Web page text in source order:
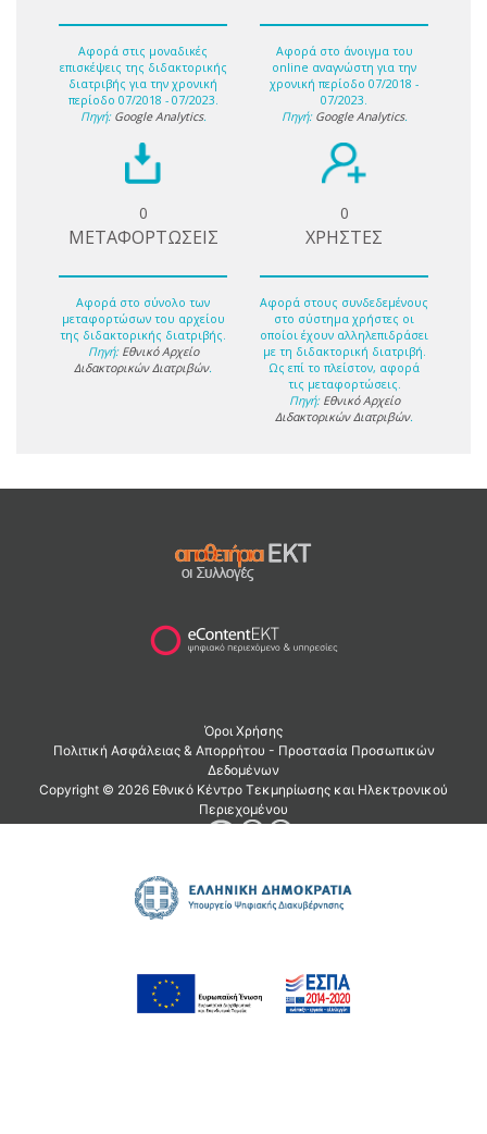
Αφορά στις μοναδικές
επισκέψεις της διδακτορικής
διατριβής για την χρονική
περίοδο 07/2018 - 07/2023.
Πηγή: Google Analytics.
Αφορά στο άνοιγμα του
online αναγνώστη για την
χρονική περίοδο 07/2018 -
07/2023.
Πηγή: Google Analytics.
0
ΜΕΤΑΦΟΡΤΩΣΕΙΣ
Αφορά στο σύνολο των
μεταφορτώσων του αρχείου
της διδακτορικής διατριβής.
Πηγή: Εθνικό Αρχείο
Διδακτορικών Διατριβών.
0
ΧΡΗΣΤΕΣ
Αφορά στους συνδεδεμένους
στο σύστημα χρήστες οι
οποίοι έχουν αλληλεπιδράσει
με τη διδακτορική διατριβή.
Ως επί το πλείστον, αφορά
τις μεταφορτώσεις.
Πηγή: Εθνικό Αρχείο
Διδακτορικών Διατριβών.